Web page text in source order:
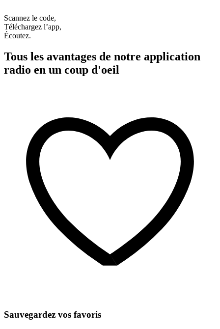
Scannez le code,
Téléchargez l’app,
Écoutez.
Tous les avantages de notre application
radio en un coup d'oeil
Sauvegardez vos favoris